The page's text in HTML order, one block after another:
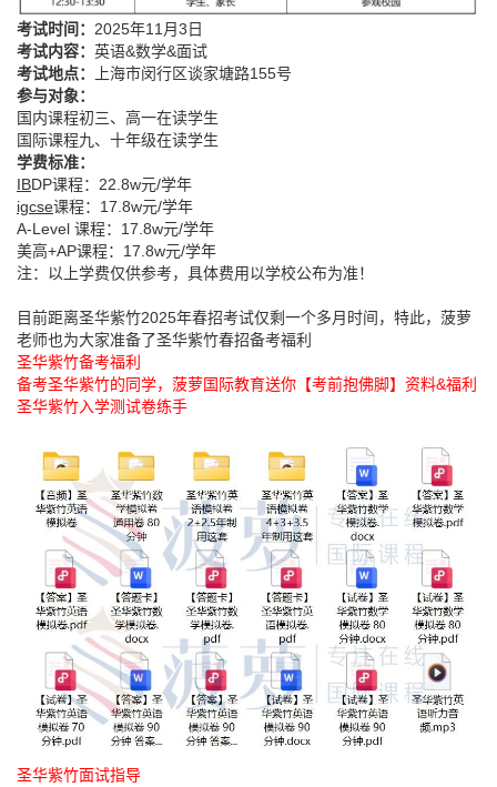
考试时间： 2025年11月3日
考试内容： 英语&数学&面试
考试地点：
上海市闵行区谈家塘路155号
参与对象：
国内课程初三、高一在读学生
国际课程九、十年级在读学生
学费标准：
IBDP课程：22.8w元/学年
igcse课程：17.8w元/学年
A-Level 课程：17.8w元/学年
美高+AP课程：17.8w元/学年
注：以上学费仅供参考，具体费用以学校公布为准！
目前距离圣华紫竹2025年春招考试仅剩一个多月时间，特此，菠萝
老师也为大家准备了圣华紫竹春招备考福利
圣华紫竹备考福利
备考圣华紫竹的同学，菠萝国际教育送你【考前抱佛脚】资料&福利
圣华紫竹入学测试卷练手
圣华紫竹面试指导